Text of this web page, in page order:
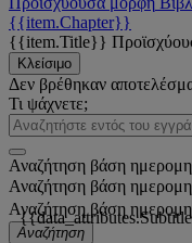
{{item.Chapter}}
{{item.Title}}
Κλείσιμο
Δεν βρέθηκαν
Τι ψάχνετε;
Αναζήτηση βάση
Αναζήτηση βάση
Αναζήτηση βάση
Αναζήτηση